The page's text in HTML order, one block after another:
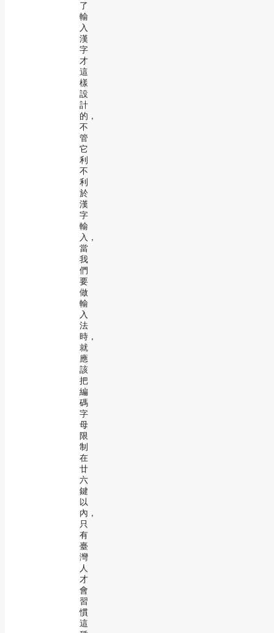
了
輸
入
漢
字
才
這
樣
設
計
的，
不
管
它
利
不
利
於
漢
字
輸
入，
當
我
們
要
做
輸
入
法
時，
就
應
該
把
編
碼
字
母
限
制
在
廿
六
鍵
以
內，
只
有
臺
灣
人
才
會
習
慣
這